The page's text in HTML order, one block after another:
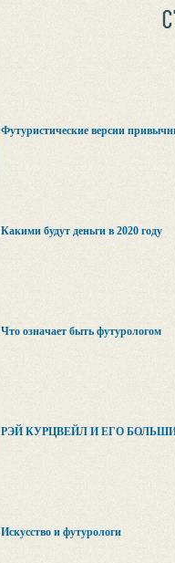
Футуристические версии
Какими будут деньги в 2020 году
Что означает быть футурологом
РЭЙ КУРЦВЕЙЛ И ЕГО
Искусство и футурологи